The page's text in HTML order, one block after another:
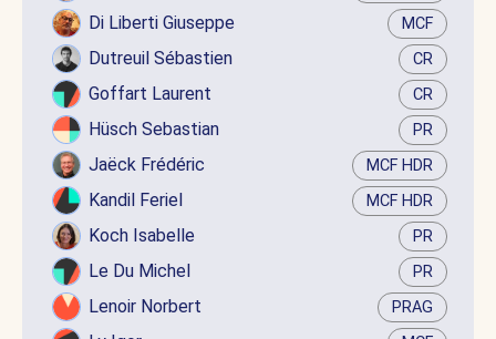
Di Liberti Giuseppe MCF
Dutreuil Sébastien CR
Goffart Laurent CR
Hüsch Sebastian PR
Jaëck Frédéric MCF HDR
Kandil Feriel MCF HDR
Koch Isabelle PR
Le Du Michel PR
Lenoir Norbert PRAG